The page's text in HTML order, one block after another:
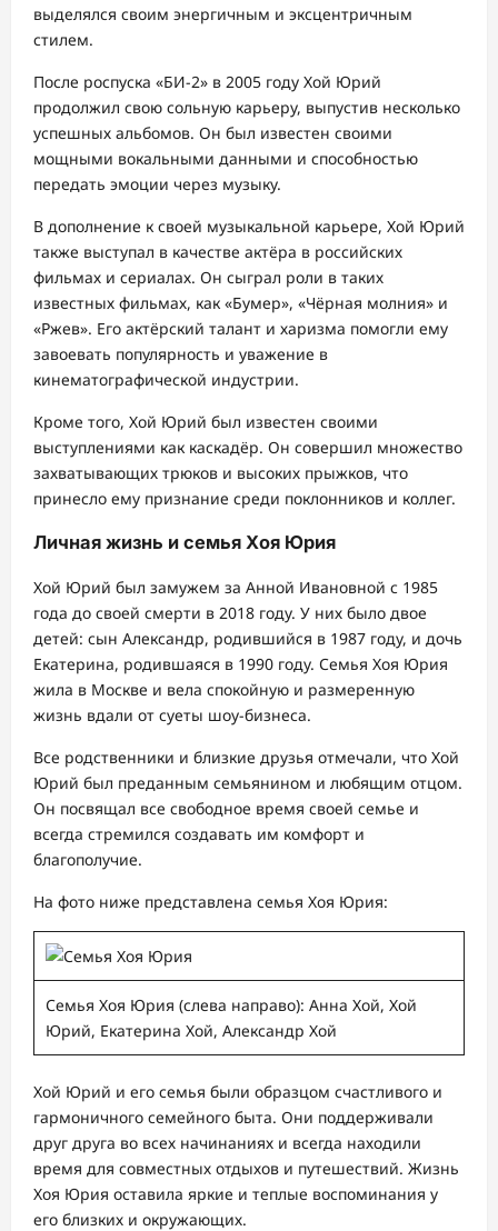
выделялся своим энергичным и эксцентричным
стилем.
После роспуска «БИ-2» в 2005 году Хой Юрий
продолжил свою сольную карьеру, выпустив несколько
успешных альбомов. Он был известен своими
мощными вокальными данными и способностью
передать эмоции через музыку.
В дополнение к своей музыкальной карьере, Хой Юрий
также выступал в качестве актёра в российских
фильмах и сериалах. Он сыграл роли в таких
известных фильмах, как «Бумер», «Чёрная молния» и
«Ржев». Его актёрский талант и харизма помогли ему
завоевать популярность и уважение в
кинематографической индустрии.
Кроме того, Хой Юрий был известен своими
выступлениями как каскадёр. Он совершил множество
захватывающих трюков и высоких прыжков, что
принесло ему признание среди поклонников и коллег.
Личная жизнь и семья Хоя Юрия
Хой Юрий был замужем за Анной Ивановной с 1985
года до своей смерти в 2018 году. У них было двое
детей: сын Александр, родившийся в 1987 году, и дочь
Екатерина, родившаяся в 1990 году. Семья Хоя Юрия
жила в Москве и вела спокойную и размеренную
жизнь вдали от суеты шоу-бизнеса.
Все родственники и близкие друзья отмечали, что Хой
Юрий был преданным семьянином и любящим отцом.
Он посвящал все свободное время своей семье и
всегда стремился создавать им комфорт и
благополучие.
На фото ниже представлена семья Хоя Юрия:
Семья Хоя Юрия (слева направо): Анна Хой, Хой
Юрий, Екатерина Хой, Александр Хой
Хой Юрий и его семья были образцом счастливого и
гармоничного семейного быта. Они поддерживали
друг друга во всех начинаниях и всегда находили
время для совместных отдыхов и путешествий. Жизнь
Хоя Юрия оставила яркие и теплые воспоминания у
его близких и окружающих.